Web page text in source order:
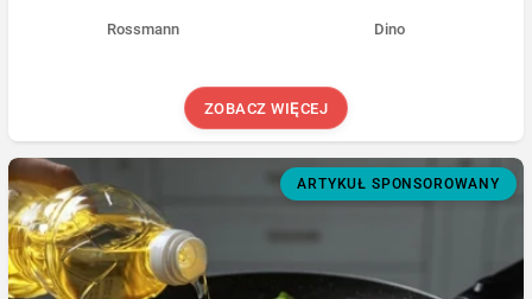
Rossmann Dino
ZOBACZ WIĘCEJ
ARTYKUŁ SPONSOROWANY